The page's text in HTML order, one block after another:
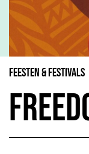
Feesten & Festivals